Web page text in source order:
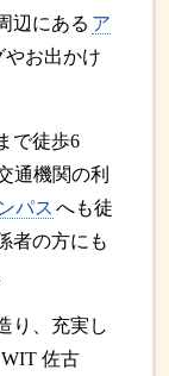
辺にある ア
やお出かけ
で徒歩6
通機関の利
パス へも徒
者の方にも
り、充実し
佐古